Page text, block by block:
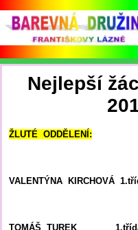
Nejlepší
ŽLUTÉ ODDĚLENÍ:
VALENTÝNA KIRCHOVÁ
TOMÁŠ TUREK